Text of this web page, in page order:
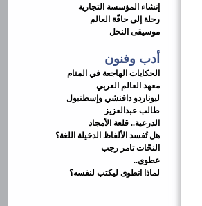
إنشاء المؤسسة التجارية
رحلة إلى حافّة العالم
موسيقى النحل
أدب وفنون
الحكايات الهاجعة في المنام
معهد العالم العربي
ليوناردو دافنشي وإسطنبول
طالب عبدالعزيز
الدرعية.. قلعة الأمجاد
هل تُفسد الألفاظ الدخيلة اللغة؟
النحّات تامر رجب
عطوى..
لماذا انطوى ليكتب لنفسه؟